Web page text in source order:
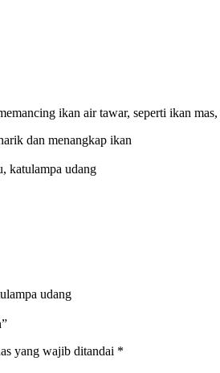
ikan air tawar, seperti ikan
dan menangkap ikan
katulampa udang
udang
yang wajib ditandai *